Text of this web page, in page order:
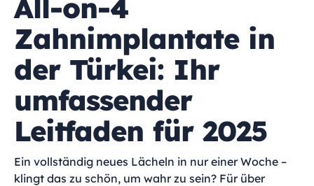
All-on-4
Zahnimplantate in
der Türkei: Ihr
umfassender
Leitfaden für 2025
Ein vollständig neues Lächeln in nur einer Woche –
klingt das zu schön, um wahr zu sein? Für über